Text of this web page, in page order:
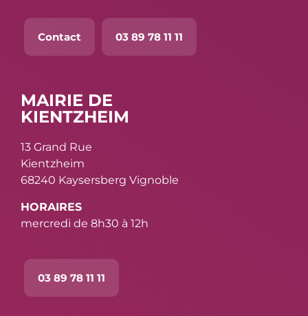
Contact 03 89 78 11 11
MAIRIE DE
KIENTZHEIM
13 Grand Rue
Kientzheim
68240 Kaysersberg Vignoble
HORAIRES
mercredi de 8h30 à 12h
03 89 78 11 11